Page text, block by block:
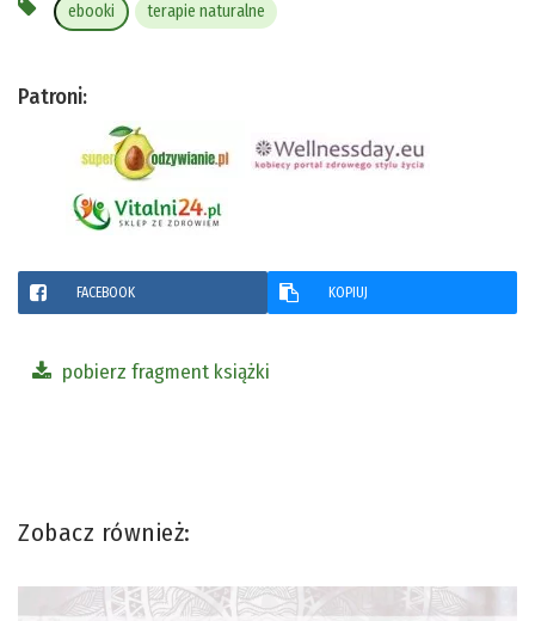
ebooki terapie naturalne
Patroni:
FACEBOOK KOPIUJ
pobierz fragment książki
Zobacz również: